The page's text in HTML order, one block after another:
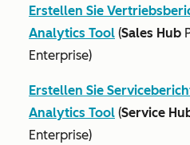
Erstellen Sie
Analytics Tool (Sales Hub
Enterprise)
Erstellen Sie
Analytics Tool (Service
Enterprise)